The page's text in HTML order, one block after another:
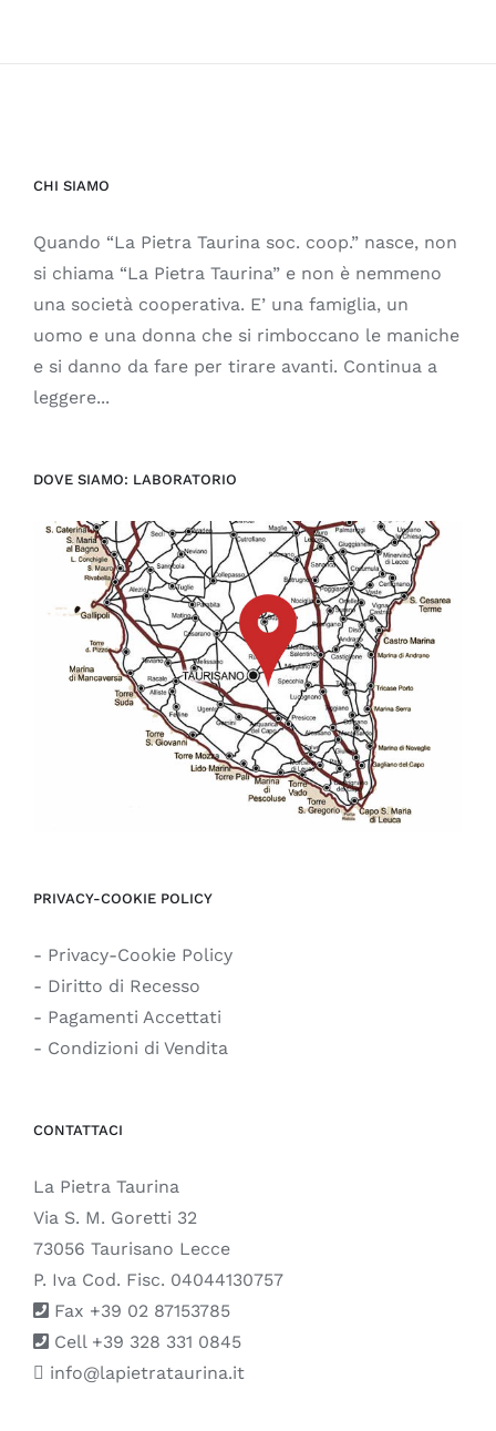
CHI SIAMO
Quando “La Pietra Taurina soc. coop.” nasce, non
si chiama “La Pietra Taurina” e non è nemmeno
una società cooperativa. E’ una famiglia, un
uomo e una donna che si rimboccano le maniche
e si danno da fare per tirare avanti. Continua a
leggere...
DOVE SIAMO: LABORATORIO
PRIVACY-COOKIE POLICY
- Privacy-Cookie Policy
- Diritto di Recesso
- Pagamenti Accettati
- Condizioni di Vendita
CONTATTACI
La Pietra Taurina
Via S. M. Goretti 32
73056 Taurisano Lecce
P. Iva Cod. Fisc. 04044130757
Fax +39 02 87153785
Cell +39 328 331 0845
info@lapietrataurina.it